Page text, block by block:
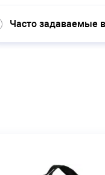
Часто задаваемые